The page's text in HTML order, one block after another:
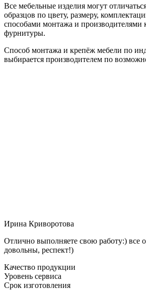
Все мебельные изделия могут
образцов по цвету, размеру,
способами монтажа и
фурнитуры.
Способ монтажа и крепёж мебели по
выбирается производителем по
Ирина Криворотова
Отлично выполняете свою работу:) все
довольны, респект!)
Качество продукции
Уровень сервиса
Срок изготовления